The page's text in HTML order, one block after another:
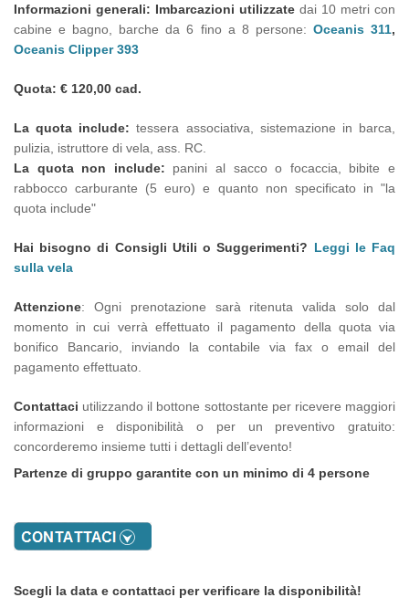
Informazioni generali: Imbarcazioni utilizzate dai 10 metri con
cabine e bagno, barche da 6 fino a 8 persone: Oceanis 311,
Oceanis Clipper 393
Quota: € 120,00 cad.
La quota include: tessera associativa, sistemazione in barca,
pulizia, istruttore di vela, ass. RC.
La quota non include: panini al sacco o focaccia, bibite e
rabbocco carburante (5 euro) e quanto non specificato in "la
quota include"
Hai bisogno di Consigli Utili o Suggerimenti? Leggi le Faq
sulla vela
Attenzione: Ogni prenotazione sarà ritenuta valida solo dal
momento in cui verrà effettuato il pagamento della quota via
bonifico Bancario, inviando la contabile via fax o email del
pagamento effettuato.
Contattaci utilizzando il bottone sottostante per ricevere maggiori
informazioni e disponibilità o per un preventivo gratuito:
concorderemo insieme tutti i dettagli dell’evento!
Partenze di gruppo garantite con un minimo di 4 persone
Scegli la data e contattaci per verificare la disponibilità!